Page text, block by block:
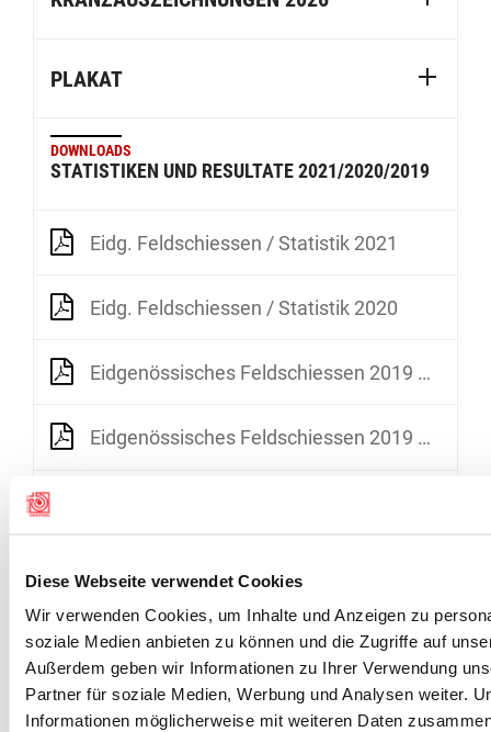
Diese Webseite verwendet Cookies
Wir verwenden Cookies, um Inhalte und Anzeigen zu
soziale Medien anbieten zu können und die Zugriffe auf
Außerdem geben wir Informationen zu Ihrer Verwendung
Partner für soziale Medien, Werbung und Analysen weiter.
Informationen möglicherweise mit weiteren Daten
PLAKAT
DOWNLOADS
STATISTIKEN UND RESULTATE 2021/2020/2019
Eidg. Feldschiessen / Statistik 2021
Eidg. Feldschiessen / Statistik 2020
Eidgenössisches Feldschiessen 2019 Beteiligung 2009-2019
Eidgenössisches Feldschiessen 2019 Gesamtstatistik